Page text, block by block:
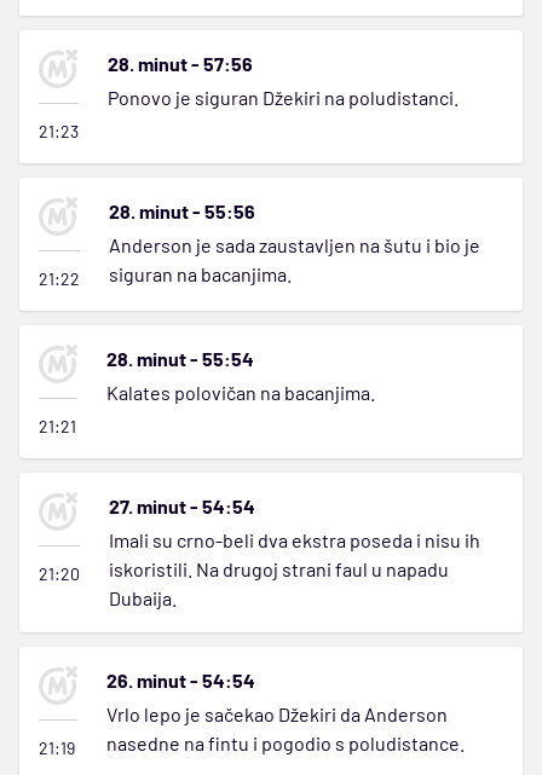
21:23
28. minut - 57:56
Ponovo je siguran Džekiri na poludistanci.
21:22
28. minut - 55:56
Anderson je sada zaustavljen na šutu i bio je
siguran na bacanjima.
21:21
28. minut - 55:54
Kalates polovičan na bacanjima.
21:20
27. minut - 54:54
Imali su crno-beli dva ekstra poseda i nisu ih
iskoristili. Na drugoj strani faul u napadu
Dubaija.
21:19
26. minut - 54:54
Vrlo lepo je sačekao Džekiri da Anderson
nasedne na fintu i pogodio s poludistance.